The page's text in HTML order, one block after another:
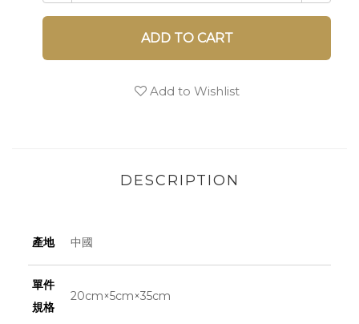
ADD TO CART
Add to Wishlist
DESCRIPTION
產地 中國
單件
規格
20cm×5cm×35cm